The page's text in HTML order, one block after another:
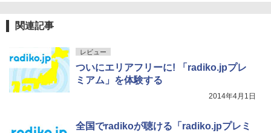
関連記事
レビュー
ついにエリアフリーに! 「radiko.jpプレ
ミアム」を体験する
2014年4月1日
全国でradikoが聴ける「radiko.jpプレミ